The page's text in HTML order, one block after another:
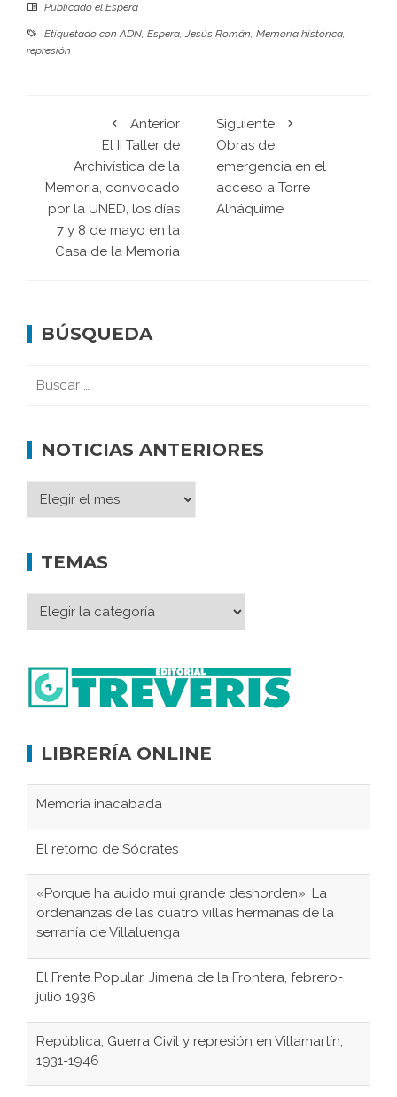
Publicado el Espera
Etiquetado conADN, Espera,Jesús Román, Memoria histórica,
represión
Anterior
El II Taller de
Archivística de la
Memoria, convocado
por la UNED, los días
7 y 8 de mayo en la
Casa de la Memoria
Siguiente
Obras de
emergencia en el
acceso a Torre
Alháquime
BÚSQUEDA
NOTICIAS ANTERIORES
TEMAS
LIBRERÍA ONLINE
Memoria inacabada
El retorno de Sócrates
«Porque ha auido mui grande deshorden»: La
ordenanzas de las cuatro villas hermanas de la
serranía de Villaluenga
El Frente Popular. Jimena de la Frontera, febrero-
julio 1936
República, Guerra Civil y represión en Villamartín,
1931-1946